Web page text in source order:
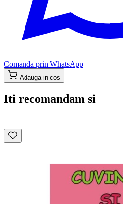
Comanda prin WhatsApp
Adauga in cos
Iti recomandam si